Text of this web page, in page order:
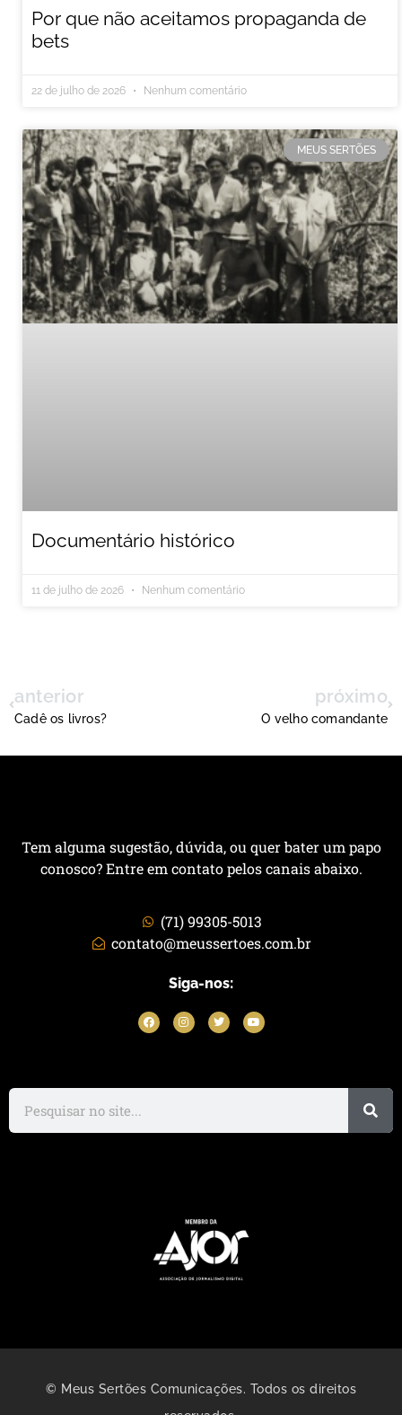
Por que não aceitamos propaganda de
bets
22 de julho de 2026 Nenhum comentário
MEUS SERTÕES
Documentário histórico
11 de julho de 2026 Nenhum comentário
anterior
Cadê os livros?
próximo
O velho comandante
Tem alguma sugestão, dúvida, ou quer bater um papo
conosco? Entre em contato pelos canais abaixo.
(71) 99305-5013
contato@meussertoes.com.br
Siga-nos:
© Meus Sertões Comunicações. Todos os direitos